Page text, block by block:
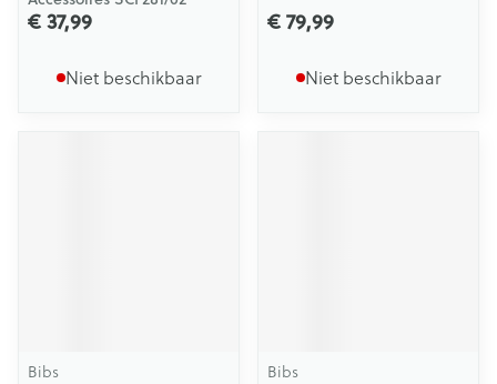
€ 37,99
Niet beschikbaar
€ 79,99
Niet beschikbaar
Bibs Bibs